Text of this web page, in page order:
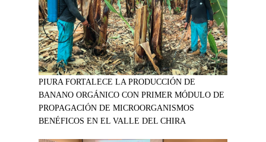
PIURA FORTALECE LA PRODUCCIÓN DE
BANANO ORGÁNICO CON PRIMER MÓDULO DE
PROPAGACIÓN DE MICROORGANISMOS
BENÉFICOS EN EL VALLE DEL CHIRA